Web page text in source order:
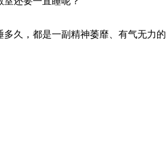
久，都是一副精神萎靡、有气无力